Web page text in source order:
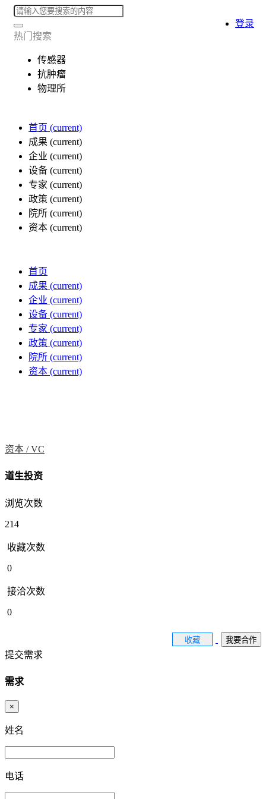
热门搜索
传感器
抗肿瘤
物理所
首页 (current)
成果 (current)
企业 (current)
设备 (current)
专家 (current)
政策 (current)
院所 (current)
资本 (current)
登录
首页
成果 (current)
企业 (current)
设备 (current)
专家 (current)
政策 (current)
院所 (current)
资本 (current)
资本 /VC
道生投资
浏览次数
214
收藏次数
0
接洽次数
0
收藏 我要合作
提交需求
需求
×
姓名
电话